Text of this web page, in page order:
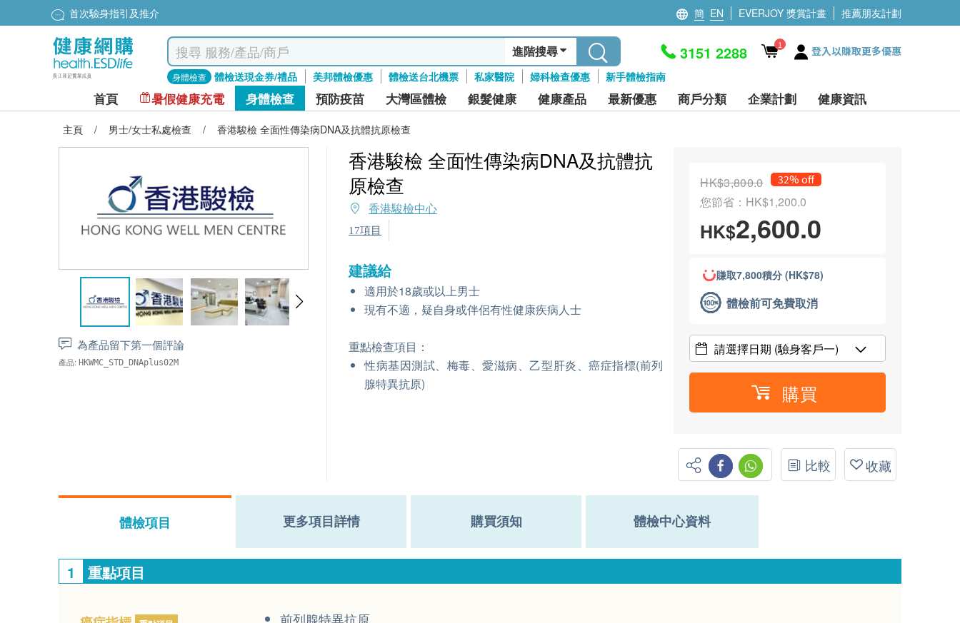
首次驗身指引及推介 簡 EN EVERJOY 獎賞計畫 推薦朋友計劃
進階搜尋
身體檢查 體檢送現金券/禮品 美邦體檢優惠 體檢送台北機票 私家醫院 婦科檢查優惠 新手體檢指南
3151 2288 1 登入以賺取更多優惠
首頁 暑假健康充電 身體檢查 預防疫苗 大灣區體檢 銀髮健康 健康產品 最新優惠 商戶分類 企業計劃 健康資訊
主頁 / 男士/女士私處檢查 / 香港駿檢 全面性傳染病DNA及抗體抗原檢查
為產品留下第一個評論
產品: HKWMC_STD_DNAplus02M
香港駿檢 全面性傳染病DNA及抗體抗
原檢查
香港駿檢中心
17項目
建議給
適用於18歲或以上男士
現有不適，疑自身或伴侶有性健康疾病人士
重點檢查項目：
性病基因測試、梅毒、愛滋病、乙型肝炎、癌症指標(前列
腺特異抗原)
HK$3,800.0 32% off
您節省：HK$1,200.0
HK$2,600.0
賺取7,800積分 (HK$78)
體檢前可免費取消
請選擇日期 (驗身客戶一)
購買
比較 收藏
體檢項目 更多項目詳情 購買須知 體檢中心資料
1 重點項目
前列腺特異抗原